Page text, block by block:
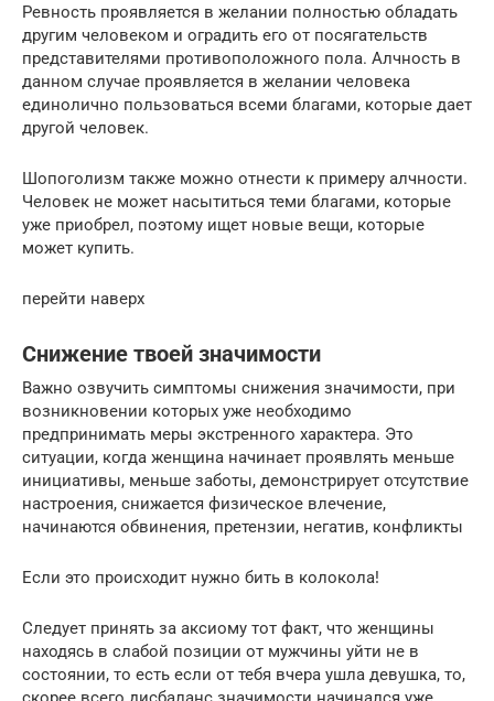
Ревность проявляется в желании полностью обладать
другим человеком и оградить его от посягательств
представителями противоположного пола. Алчность в
данном случае проявляется в желании человека
единолично пользоваться всеми благами, которые дает
другой человек.
Шопоголизм также можно отнести к примеру алчности.
Человек не может насытиться теми благами, которые
уже приобрел, поэтому ищет новые вещи, которые
может купить.
перейти наверх
Снижение твоей значимости
Важно озвучить симптомы снижения значимости, при
возникновении которых уже необходимо
предпринимать меры экстренного характера. Это
ситуации, когда женщина начинает проявлять меньше
инициативы, меньше заботы, демонстрирует отсутствие
настроения, снижается физическое влечение,
начинаются обвинения, претензии, негатив, конфликты
Если это происходит нужно бить в колокола!
Следует принять за аксиому тот факт, что женщины
находясь в слабой позиции от мужчины уйти не в
состоянии, то есть если от тебя вчера ушла девушка, то,